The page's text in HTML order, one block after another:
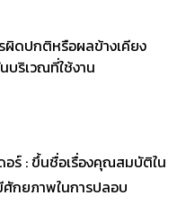
ผิดปกติหรือผลข้างเคียง
บริเวณที่ใช้งาน
อร์ : ขึ้นชื่อเรื่องคุณสมบัติใน
ศักยภาพในการปลอบ